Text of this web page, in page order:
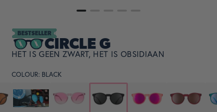
BESTSELLER
CIRCLE G
HET IS GEEN ZWART, HET IS OBSIDIAAN
COLOUR: BLACK